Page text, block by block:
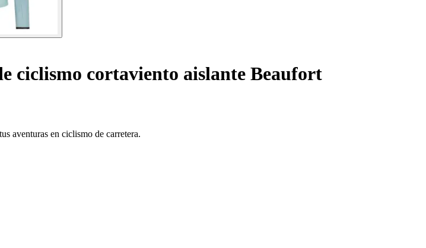
ciclismo cortaviento aislante Beaufort
aventuras en ciclismo de carretera.